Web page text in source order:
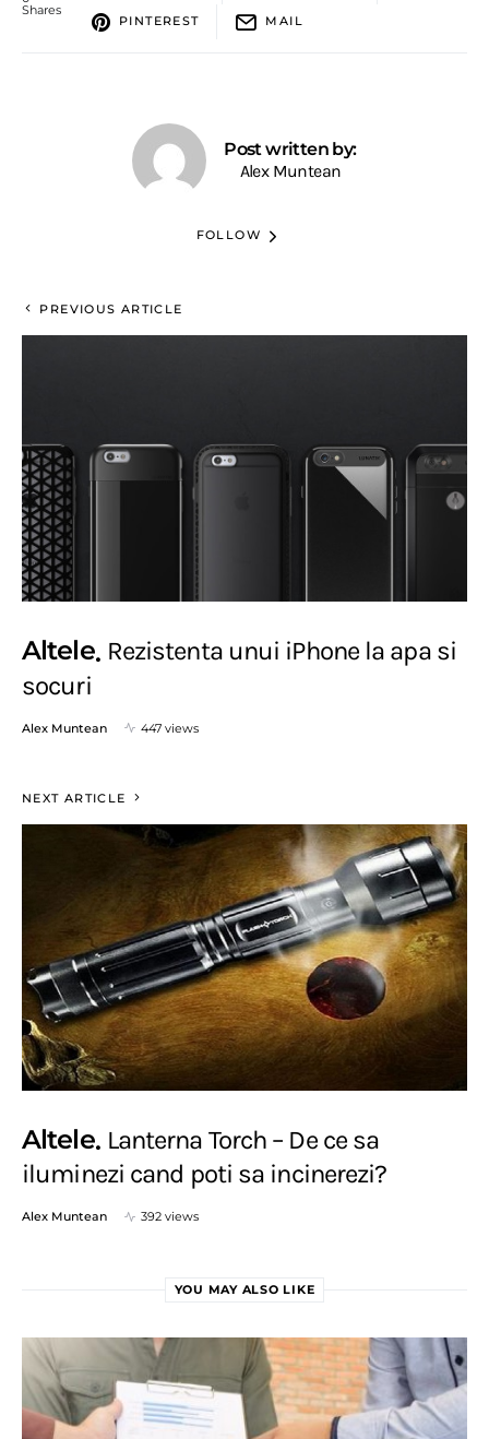
Shares
PINTEREST MAIL
Post written by:
Alex Muntean
FOLLOW
PREVIOUS ARTICLE
Altele Rezistenta unui iPhone la apa si
socuri
Alex Muntean 447 views
NEXT ARTICLE
Altele Lanterna Torch – De ce sa
iluminezi cand poti sa incinerezi?
Alex Muntean 392 views
YOU MAY ALSO LIKE